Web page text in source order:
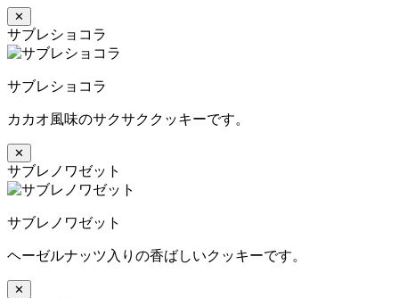
✕
サブレショコラ
サブレショコラ
カカオ風味のサクサククッキーです。
✕
サブレノワゼット
サブレノワゼット
ヘーゼルナッツ入りの香ばしいクッキーです。
✕